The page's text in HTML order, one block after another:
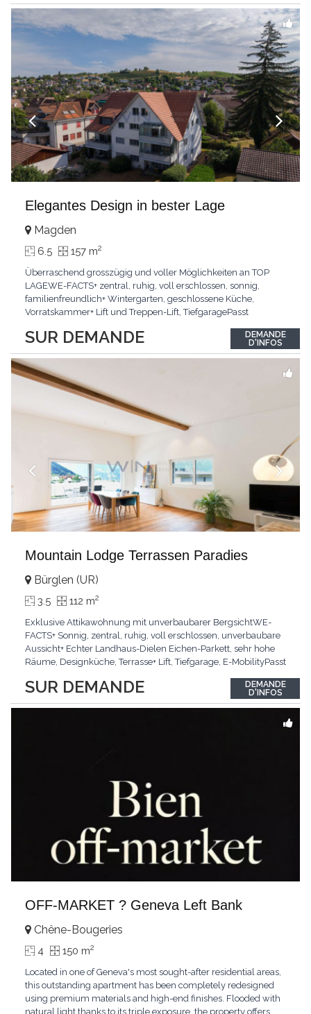
Elegantes Design in bester Lage
SUR DEMANDE
Magden
6.5 157 m2
Überraschend grosszügig und voller Möglichkeiten an TOP
LAGEWE-FACTS+ zentral, ruhig, voll erschlossen, sonnig,
familienfreundlich+ Wintergarten, geschlossene Küche,
Vorratskammer+ Lift und Treppen-Lift, TiefgaragePasst
Wintergarten schaffen ein lichtdurchflutetes
Wunder.Interessiert? JETZT anrufen: +41 76 507 21 32
DEMANDE
D'INFOS
Mountain Lodge Terrassen Paradies
SUR DEMANDE
Bürglen (UR)
3.5 112 m2
Exklusive Attikawohnung mit unverbaubarer BergsichtWE-
FACTS+ Sonnig, zentral, ruhig, voll erschlossen, unverbaubare
Aussicht+ Echter Landhaus-Dielen Eichen-Parkett, sehr hohe
Räume, Designküche, Terrasse+ Lift, Tiefgarage, E-MobilityPasst
ArchitekturKLARTEXT: Grosszügig, sonnig und kompromisslos
hochwertig mit Logenplatz.Interessiert?...
DEMANDE
D'INFOS
OFF-MARKET ? Geneva Left Bank
Chêne-Bougeries
4 150 m2
Located in one of Geneva's most sought-after residential areas,
this outstanding apartment has been completely redesigned
using premium materials and high-end finishes. Flooded with
natural light thanks to its triple exposure, the property offers